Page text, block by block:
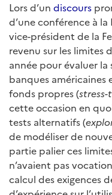
Lors d’un discours
d’une conférence à la
vice-président de la
revenu sur les limites
année pour évaluer la
banques américaines
fonds propres (
cette occasion en
tests alternatifs (
de modéliser de
partie palier ces
n’avaient pas
calcul des exigences